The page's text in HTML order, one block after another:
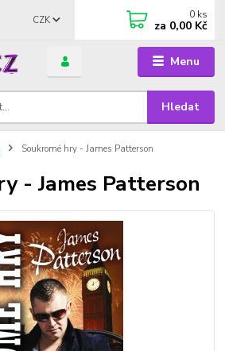
Menu
CZK
Hledat
0 ks
za 0,00 Kč
Soukromé hry - James Patterson
- James Patterson